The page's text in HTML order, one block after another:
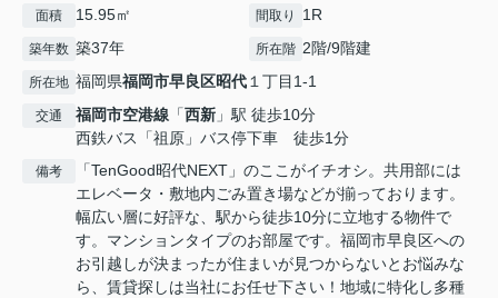
面積 15.95㎡ 間取り 1R
築年数 築37年 所在階 2階/9階建
所在地 福岡県福岡市早良区昭代１丁目1-1
交通 福岡市空港線 「西新 」駅 徒歩10分
西鉄バス「祖原」バス停下車 徒歩1分
備考
「TenGood昭代NEXT」のここがイチオシ。共用部には
エレベータ・敷地内ごみ置き場などが揃っております。
幅広い層に好評な、駅から徒歩10分に立地する物件で
す。マンションタイプのお部屋です。福岡市早良区への
お引越しが決まったが住まいが見つからないとお悩みな
ら、賃貸探しは当社にお任せ下さい！地域に特化し多種